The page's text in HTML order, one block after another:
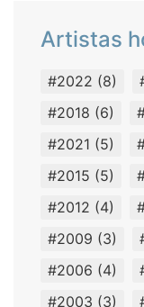
Artistas
#2022 (8)
#2018 (6)
#2021 (5)
#2015 (5)
#2012 (4)
#2009 (3)
#2006 (4)
#2003 (3)